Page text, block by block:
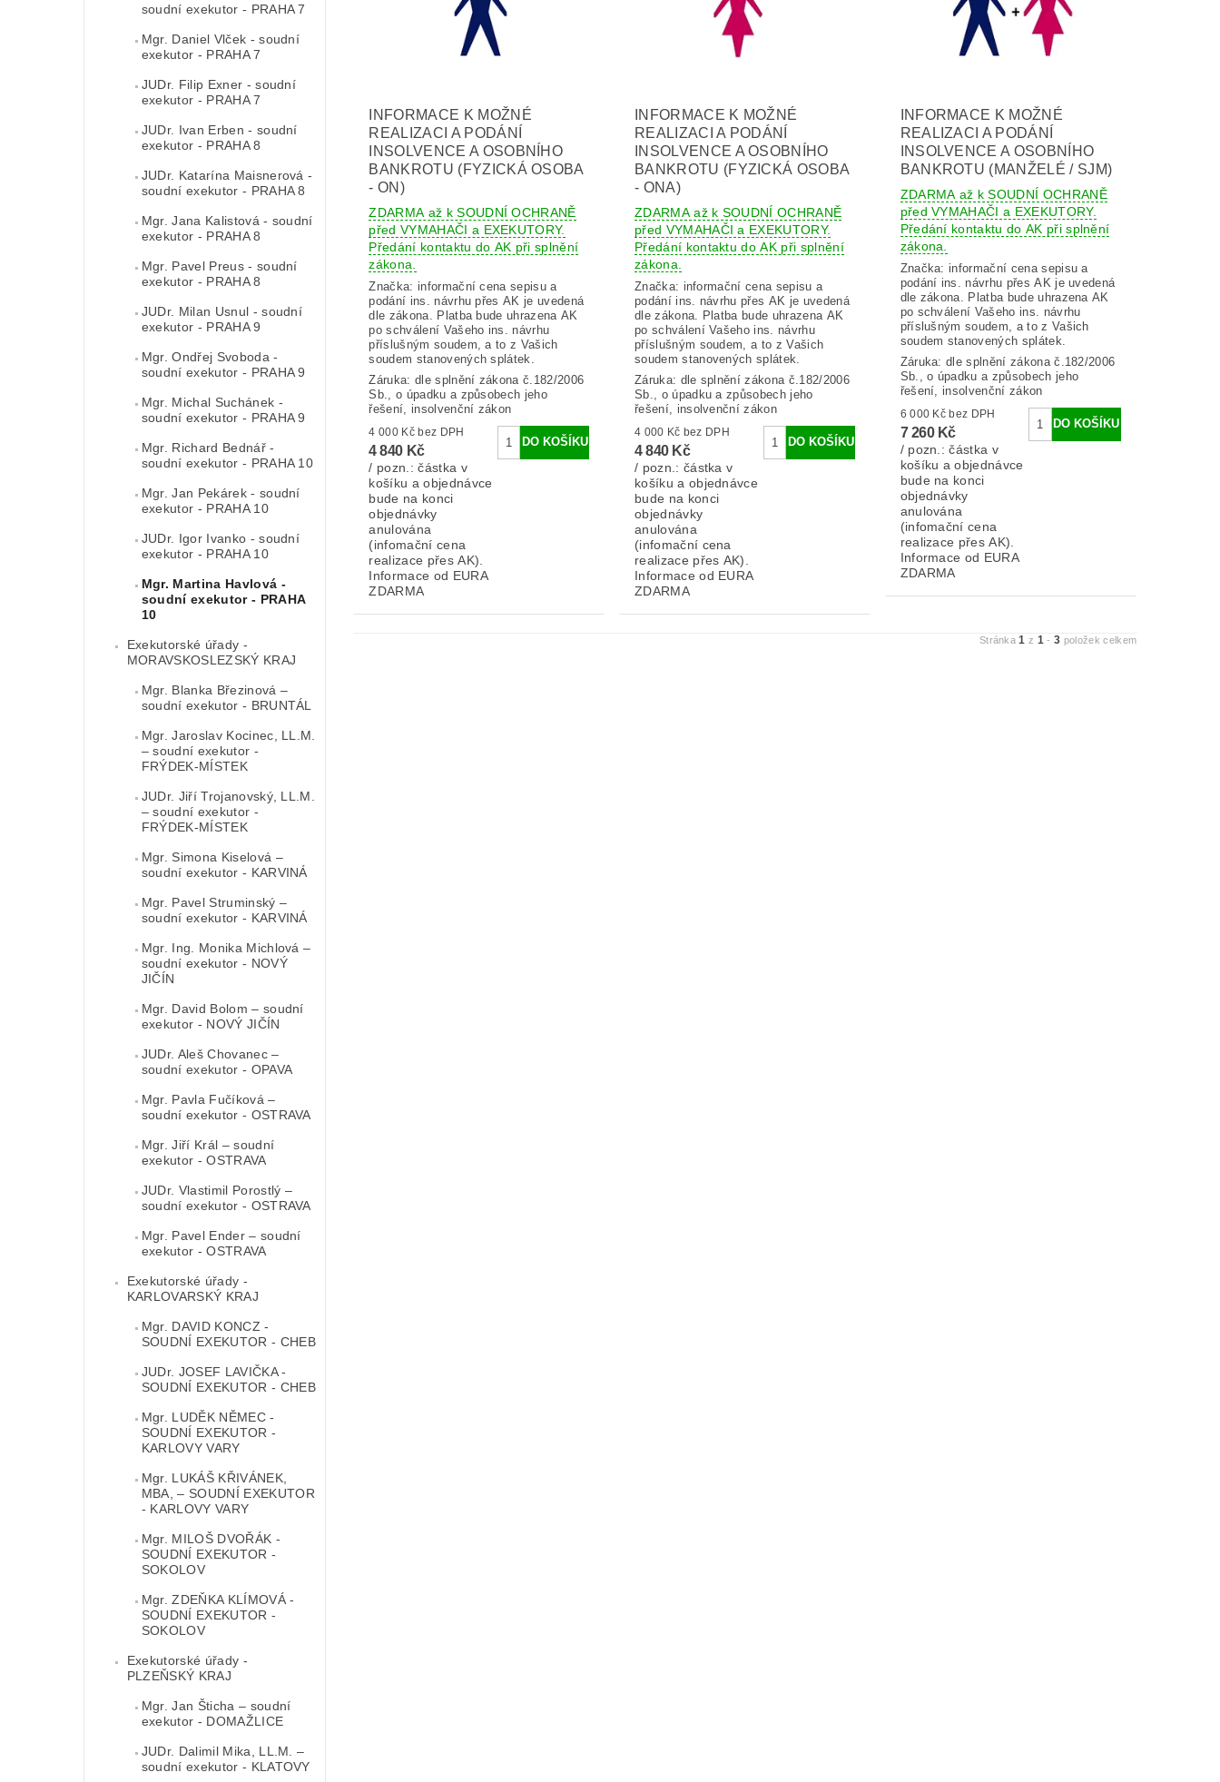
soudní exekutor - PRAHA 7
Mgr. Daniel Vlček - soudní
exekutor - PRAHA 7
JUDr. Filip Exner - soudní
exekutor - PRAHA 7
JUDr. Ivan Erben - soudní
exekutor - PRAHA 8
JUDr. Katarína Maisnerová -
soudní exekutor - PRAHA 8
Mgr. Jana Kalistová - soudní
exekutor - PRAHA 8
Mgr. Pavel Preus - soudní
exekutor - PRAHA 8
JUDr. Milan Usnul - soudní
exekutor - PRAHA 9
Mgr. Ondřej Svoboda -
soudní exekutor - PRAHA 9
Mgr. Michal Suchánek -
soudní exekutor - PRAHA 9
Mgr. Richard Bednář -
soudní exekutor - PRAHA 10
Mgr. Jan Pekárek - soudní
exekutor - PRAHA 10
JUDr. Igor Ivanko - soudní
exekutor - PRAHA 10
Mgr. Martina Havlová -
soudní exekutor - PRAHA
10
Exekutorské úřady -
MORAVSKOSLEZSKÝ KRAJ
Mgr. Blanka Březinová –
soudní exekutor - BRUNTÁL
Mgr. Jaroslav Kocinec, LL.M.
– soudní exekutor -
FRÝDEK-MÍSTEK
JUDr. Jiří Trojanovský, LL.M.
– soudní exekutor -
FRÝDEK-MÍSTEK
Mgr. Simona Kiselová –
soudní exekutor - KARVINÁ
Mgr. Pavel Struminský –
soudní exekutor - KARVINÁ
Mgr. Ing. Monika Michlová –
soudní exekutor - NOVÝ
JIČÍN
Mgr. David Bolom – soudní
exekutor - NOVÝ JIČÍN
JUDr. Aleš Chovanec –
soudní exekutor - OPAVA
Mgr. Pavla Fučíková –
soudní exekutor - OSTRAVA
Mgr. Jiří Král – soudní
exekutor - OSTRAVA
JUDr. Vlastimil Porostlý –
soudní exekutor - OSTRAVA
Mgr. Pavel Ender – soudní
exekutor - OSTRAVA
Exekutorské úřady -
KARLOVARSKÝ KRAJ
Mgr. DAVID KONCZ -
SOUDNÍ EXEKUTOR - CHEB
JUDr. JOSEF LAVIČKA -
SOUDNÍ EXEKUTOR - CHEB
Mgr. LUDĚK NĚMEC -
SOUDNÍ EXEKUTOR -
KARLOVY VARY
Mgr. LUKÁŠ KŘIVÁNEK,
MBA, – SOUDNÍ EXEKUTOR
- KARLOVY VARY
Mgr. MILOŠ DVOŘÁK -
SOUDNÍ EXEKUTOR -
SOKOLOV
Mgr. ZDEŇKA KLÍMOVÁ -
SOUDNÍ EXEKUTOR -
SOKOLOV
Exekutorské úřady -
PLZEŇSKÝ KRAJ
Mgr. Jan Šticha – soudní
exekutor - DOMAŽLICE
JUDr. Dalimil Mika, LL.M. –
soudní exekutor - KLATOVY
INFORMACE K MOŽNÉ
REALIZACI A PODÁNÍ
INSOLVENCE A OSOBNÍHO
BANKROTU (FYZICKÁ OSOBA
- ON)
ZDARMA až k SOUDNÍ OCHRANĚ
před VYMAHAČI a EXEKUTORY.
Předání kontaktu do AK při splnění
zákona.
Značka: informační cena sepisu a
podání ins. návrhu přes AK je uvedená
dle zákona. Platba bude uhrazena AK
po schválení Vašeho ins. návrhu
příslušným soudem, a to z Vašich
soudem stanovených splátek.
Záruka: dle splnění zákona č.182/2006
Sb., o úpadku a způsobech jeho
řešení, insolvenční zákon
4 000 Kč bez DPH
4 840 Kč
/ pozn.: částka v
košíku a objednávce
bude na konci
objednávky
anulována
(infomační cena
realizace přes AK).
Informace od EURA
ZDARMA
INFORMACE K MOŽNÉ
REALIZACI A PODÁNÍ
INSOLVENCE A OSOBNÍHO
BANKROTU (FYZICKÁ OSOBA
- ONA)
ZDARMA až k SOUDNÍ OCHRANĚ
před VYMAHAČI a EXEKUTORY.
Předání kontaktu do AK při splnění
zákona.
Značka: informační cena sepisu a
podání ins. návrhu přes AK je uvedená
dle zákona. Platba bude uhrazena AK
po schválení Vašeho ins. návrhu
příslušným soudem, a to z Vašich
soudem stanovených splátek.
Záruka: dle splnění zákona č.182/2006
Sb., o úpadku a způsobech jeho
řešení, insolvenční zákon
4 000 Kč bez DPH
4 840 Kč
/ pozn.: částka v
košíku a objednávce
bude na konci
objednávky
anulována
(infomační cena
realizace přes AK).
Informace od EURA
ZDARMA
INFORMACE K MOŽNÉ
REALIZACI A PODÁNÍ
INSOLVENCE A OSOBNÍHO
BANKROTU (MANŽELÉ / SJM)
ZDARMA až k SOUDNÍ OCHRANĚ
před VYMAHAČI a EXEKUTORY.
Předání kontaktu do AK při splnění
zákona.
Značka:informační cena sepisu a
podání ins. návrhu přes AK je uvedená
dle zákona. Platba bude uhrazena AK
po schválení Vašeho ins. návrhu
příslušným soudem, a to z Vašich
soudem stanovených splátek.
Záruka: dle splnění zákona č.182/2006
Sb., o úpadku a způsobech jeho
řešení, insolvenční zákon
6 000 Kč bez DPH
7 260 Kč
/ pozn.: částka v
košíku a objednávce
bude na konci
objednávky
anulována
(infomační cena
realizace přes AK).
Informace od EURA
ZDARMA
Stránka1 z 1 -3 položek celkem